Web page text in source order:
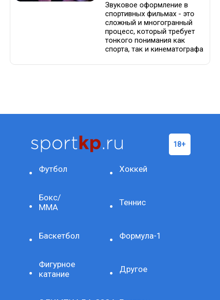
Звуковое оформление в
спортивных фильмах - это
сложный и многогранный
процесс, который требует
тонкого понимания как
спорта, так и кинематографа
Футбол Хоккей
Бокс/
ММА
Теннис
Баскетбол Формула-1
Фигурное
катание
Другое